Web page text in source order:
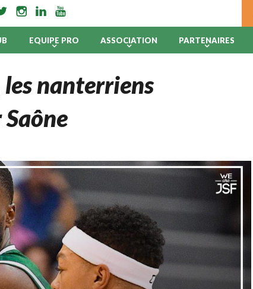
EQUIPE PRO ASSOCIATION PARTENAIRES
les nanterriens